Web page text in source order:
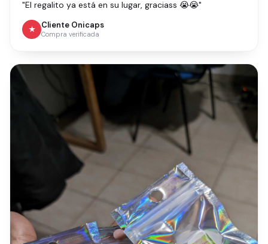
"El regalito ya está en su lugar, graciass 😭😭"
★ Cliente Onicaps
Compra verificada